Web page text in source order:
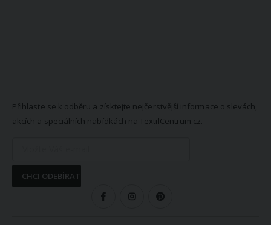
Přihlaste se k odběru a získtejte nejčerstvější informace o slevách,
akcích a speciálních nabídkách na TextilCentrum.cz.
CHCI ODEBÍRAT